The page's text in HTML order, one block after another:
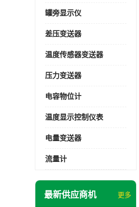
罐旁显示仪
差压变送器
温度传感器变送器
压力变送器
电容物位计
温度显示控制仪表
电量变送器
流量计
最新供应商机 更多